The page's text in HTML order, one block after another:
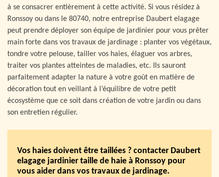
à se consacrer entièrement à cette activité. Si vous résidez à
Ronssoy ou dans le 80740, notre entreprise Daubert elagage
peut prendre déployer son équipe de jardinier pour vous prêter
main forte dans vos travaux de jardinage : planter vos végétaux,
tondre votre pelouse, tailler vos haies, élaguer vos arbres,
traiter vos plantes atteintes de maladies, etc. Ils sauront
parfaitement adapter la nature à votre goût en matière de
décoration tout en veillant à l’équilibre de votre petit
écosystème que ce soit dans création de votre jardin ou dans
son entretien régulier.
Vos haies doivent être taillées ? contacter Daubert
elagage jardinier taille de haie à Ronssoy pour
vous aider dans vos travaux de jardinage.